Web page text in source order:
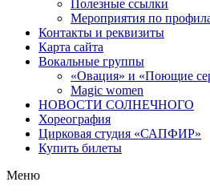
Полезные ссылки
Мероприятия по
Контакты и реквизиты
Карта сайта
Вокальные группы
«Овация» и «Поющие
Magic women
НОВОСТИ СОЛНЕЧНОГО
Хореография
Цирковая студия «САПФИР»
Купить билеты
Меню